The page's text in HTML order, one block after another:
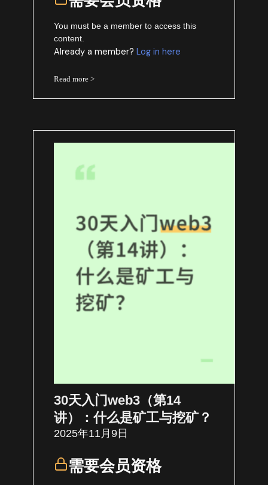
You must be a member to access this
content.
Already a member?Log in here
Read more >
30天入门web3（第14
讲）：什么是矿工与挖矿？
2025年11月9日
需要会员资格